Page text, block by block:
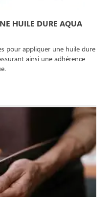
HUILE DURE AQUA
pour appliquer une huile dure
ainsi une adhérence